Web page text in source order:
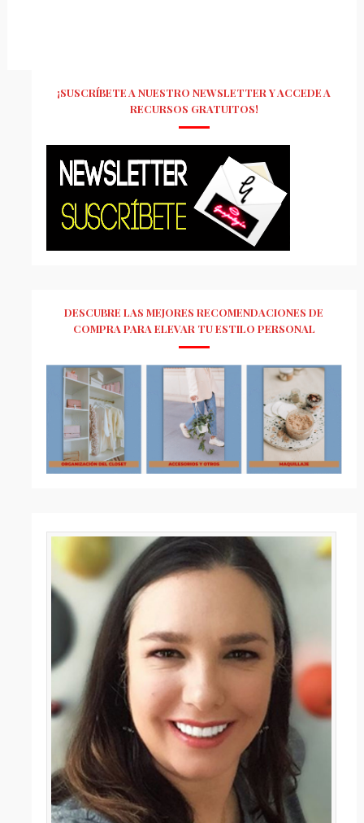
¡SUSCRÍBETE A NUESTRO NEWSLETTER Y ACCEDE A
RECURSOS GRATUITOS!
DESCUBRE LAS MEJORES RECOMENDACIONES DE
COMPRA PARA ELEVAR TU ESTILO PERSONAL